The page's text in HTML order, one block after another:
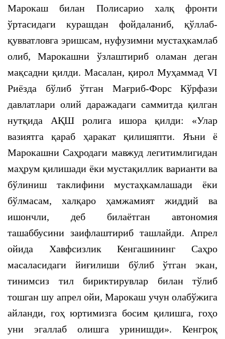
Марокаш билан Полисарио халқ фронти
ўртасидаги курашдан фойдаланиб, қўллаб-
қувватловга эришсам, нуфузимни мустаҳкамлаб
олиб, Марокашни ўзлаштириб оламан деган
мақсадни қилди. Масалан, қирол Муҳаммад VI
Риёзда бўлиб ўтган Мағриб-Форс Кўрфази
давлатлари олий даражадаги саммитда қилган
нутқида АҚШ ролига ишора қилди: «Улар
вазиятга қараб ҳаракат қилишяпти. Яъни ё
Марокашни Саҳродаги мавжуд легитимлигидан
маҳрум қилишади ёки мустақиллик варианти ва
бўлиниш таклифини мустаҳкамлашади ёки
бўлмасам, халқаро ҳамжамият жиддий ва
ишончли, деб билаётган автономия
ташаббусини заифлаштириб ташлайди. Апрел
ойида Хавфсизлик Кенгашининг Саҳро
масаласидаги йиғилиши бўлиб ўтган экан,
тинимсиз тил бириктирувлар билан тўлиб
тошган шу апрел ойи, Марокаш учун олабўжига
айланди, гоҳ юртимизга босим қилишга, гоҳо
уни эгаллаб олишга уринишди». Кенгроқ